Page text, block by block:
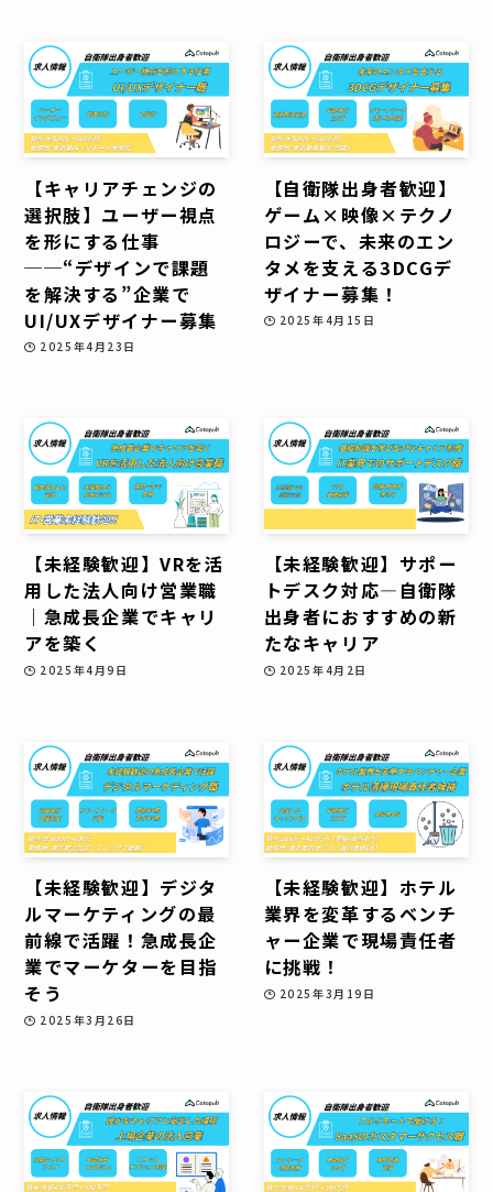
【キャリアチェンジの
選択肢】ユーザー視点
を形にする仕事
──“デザインで課題
を解決する”企業で
UI/UXデザイナー募集
2025年4月23日
【自衛隊出身者歓迎】
ゲーム×映像×テクノ
ロジーで、未来のエン
タメを支える3DCGデ
ザイナー募集！
2025年4月15日
【未経験歓迎】VRを活
用した法人向け営業職
｜急成長企業でキャリ
アを築く
2025年4月9日
【未経験歓迎】サポー
トデスク対応—自衛隊
出身者におすすめの新
たなキャリア
2025年4月2日
【未経験歓迎】デジタ
ルマーケティングの最
前線で活躍！急成長企
業でマーケターを目指
そう
2025年3月26日
【未経験歓迎】ホテル
業界を変革するベンチ
ャー企業で現場責任者
に挑戦！
2025年3月19日